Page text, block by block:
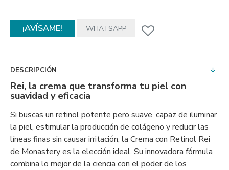
¡AVÍSAME! WHATSAPP
DESCRIPCIÓN
Rei, la crema que transforma tu piel con
suavidad y eficacia
Si buscas un retinol potente pero suave, capaz de iluminar
la piel, estimular la producción de colágeno y reducir las
líneas finas sin causar irritación, la Crema con Retinol Rei
de Monastery es la elección ideal. Su innovadora fórmula
combina lo mejor de la ciencia con el poder de los